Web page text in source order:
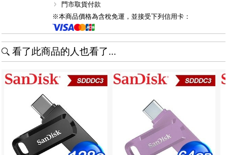
門市取貨付款
※本商品價格為含稅免運，並接受下列信用卡：
看了此商品的人也看了...